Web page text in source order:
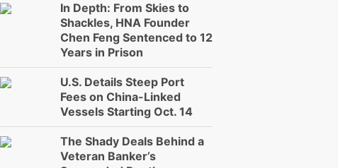
In Depth: From Skies to
Shackles, HNA Founder
Chen Feng Sentenced to 12
Years in Prison
U.S. Details Steep Port
Fees on China-Linked
Vessels Starting Oct. 14
The Shady Deals Behind a
Veteran Banker’s